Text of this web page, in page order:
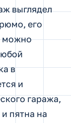
выглядел
его
можно
в
и
гаража,
пятна на